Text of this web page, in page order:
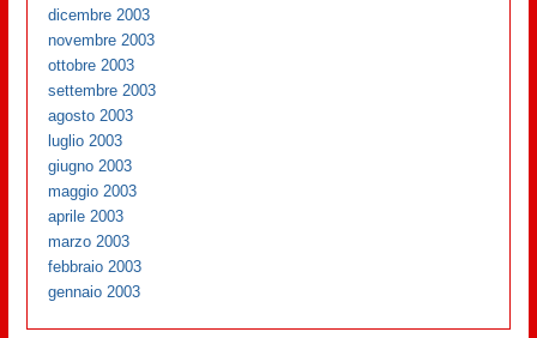
dicembre 2003
novembre 2003
ottobre 2003
settembre 2003
agosto 2003
luglio 2003
giugno 2003
maggio 2003
aprile 2003
marzo 2003
febbraio 2003
gennaio 2003